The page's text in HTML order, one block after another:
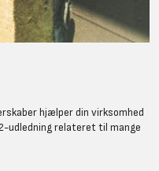
hjælper din virksomhed
udledning relateret til mange